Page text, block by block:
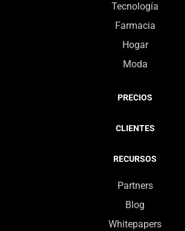
Tecnología
Farmacia
Hogar
Moda
PRECIOS
CLIENTES
RECURSOS
Partners
Blog
Whitepapers